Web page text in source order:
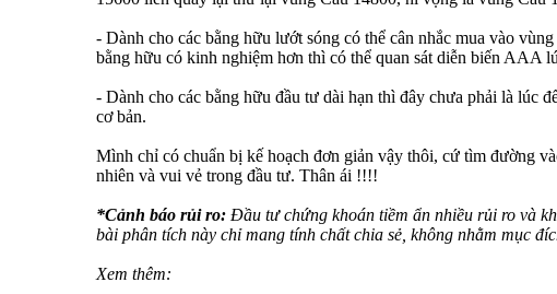
- Dành cho các bằng hữu lướt sóng có thể cân nhắc mua vào
bằng hữu có kinh nghiệm hơn thì có thể quan sát diễn biến AAA
- Dành cho các bằng hữu đầu tư dài hạn thì đây chưa phải là lúc
cơ bản.
Mình chỉ có chuẩn bị kế hoạch đơn giản vậy thôi, cứ tìm đường
nhiên và vui vẻ trong đầu tư. Thân ái !!!!
*Cảnh báo rủi ro: Đầu tư chứng khoán tiềm ẩn nhiều rủi ro và
bài phân tích này chỉ mang tính chất chia sẻ, không nhằm mục
Xem thêm: